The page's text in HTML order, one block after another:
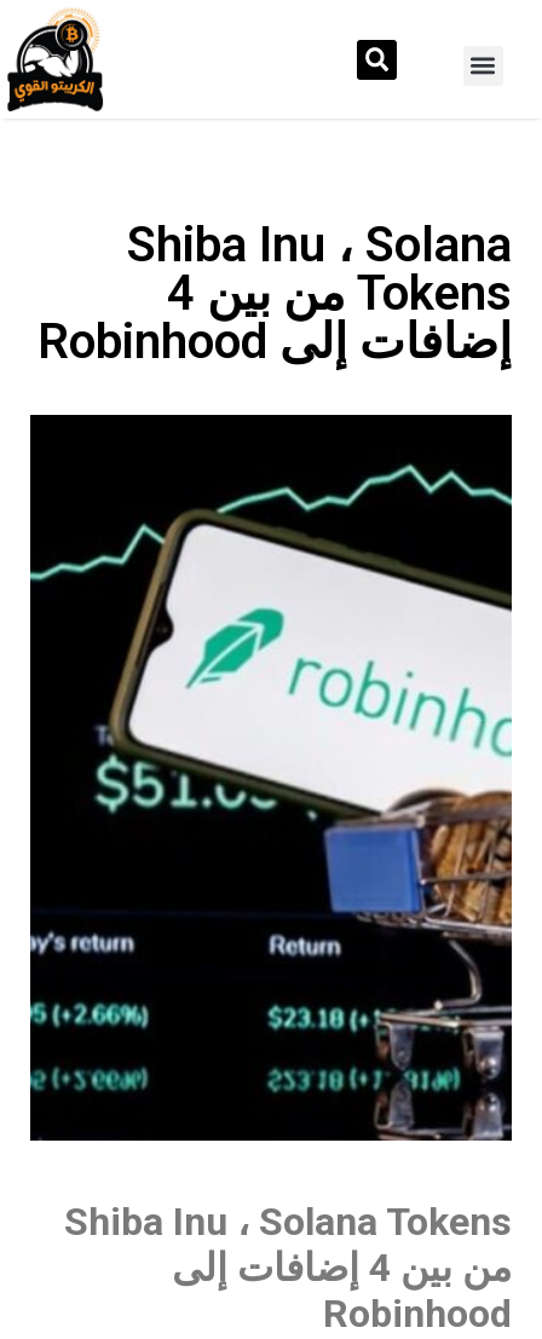
Shiba Inu ، Solana
Tokens من بين 4
إضافات إلى Robinhood
Shiba Inu ، Solana Tokens
من بين 4 إضافات إلى
Robinhood